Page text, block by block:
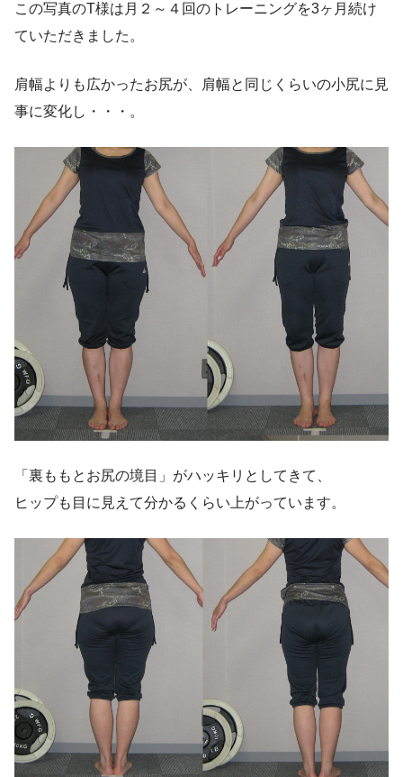
この写真のT様は月２～４回のトレーニングを3ヶ月続け
ていただきました。
肩幅よりも広かったお尻が、肩幅と同じくらいの小尻に見
事に変化し・・・。
「裏ももとお尻の境目」がハッキリとしてきて、
ヒップも目に見えて分かるくらい上がっています。